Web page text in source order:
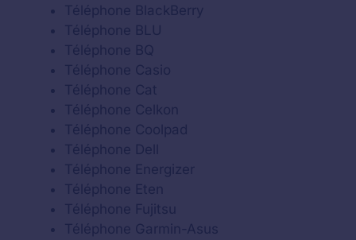
Téléphone BlackBerry
Téléphone BLU
Téléphone BQ
Téléphone Casio
Téléphone Cat
Téléphone Celkon
Téléphone Coolpad
Téléphone Dell
Téléphone Energizer
Téléphone Eten
Téléphone Fujitsu
Téléphone Garmin-Asus